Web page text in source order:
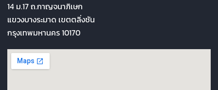
14 ม.17 ถ.กาญจนาภิเษก
แขวงบางระมาด เขตตลิ่งชัน
กรุงเทพมหานคร 10170